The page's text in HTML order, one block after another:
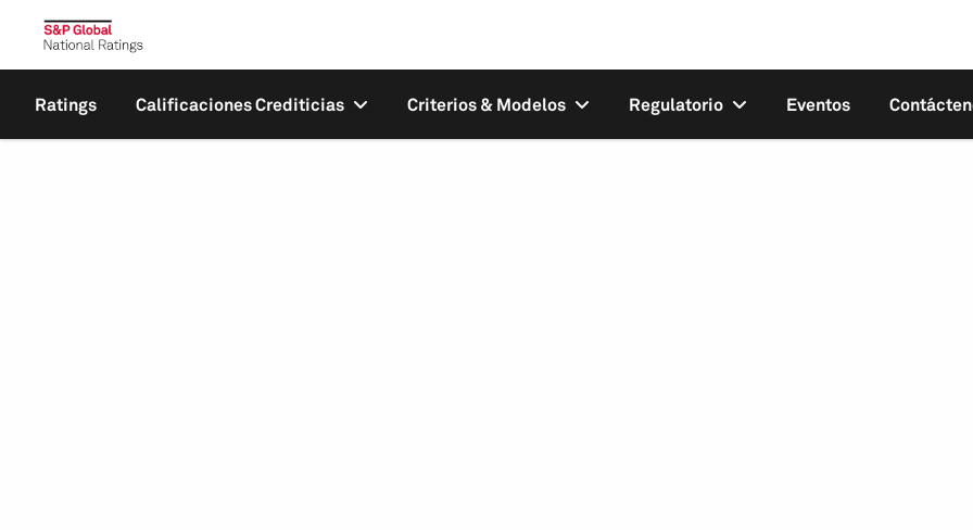
Ratings Calificaciones Crediticias Criterios & Modelos Regulatorio Eventos